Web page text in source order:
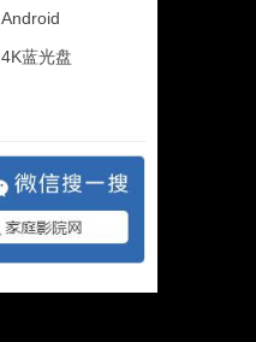
Android
4K蓝光盘